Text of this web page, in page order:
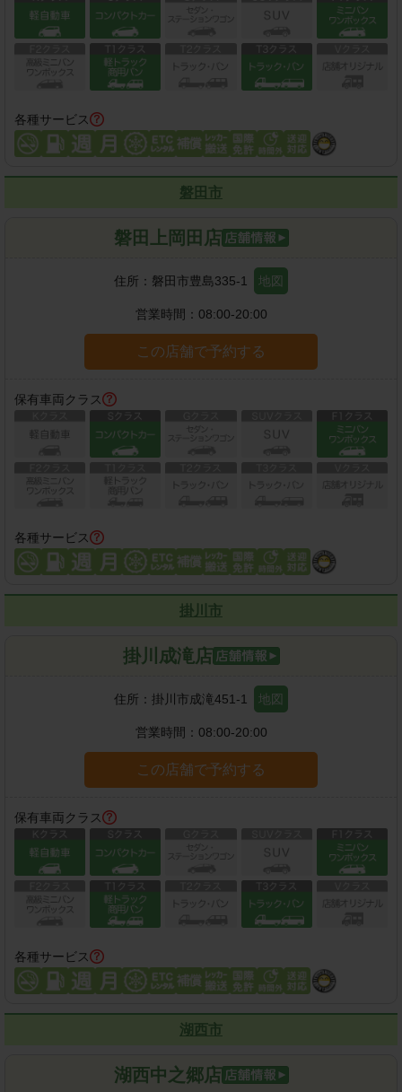
各種サービス
磐田市
磐田上岡田店
住所： 磐田市豊島335-1 地図
営業時間： 08:00-20:00
この店舗で予約する
保有車両クラス
各種サービス
掛川市
掛川成滝店
住所： 掛川市成滝451-1 地図
営業時間： 08:00-20:00
この店舗で予約する
保有車両クラス
各種サービス
湖西市
湖西中之郷店